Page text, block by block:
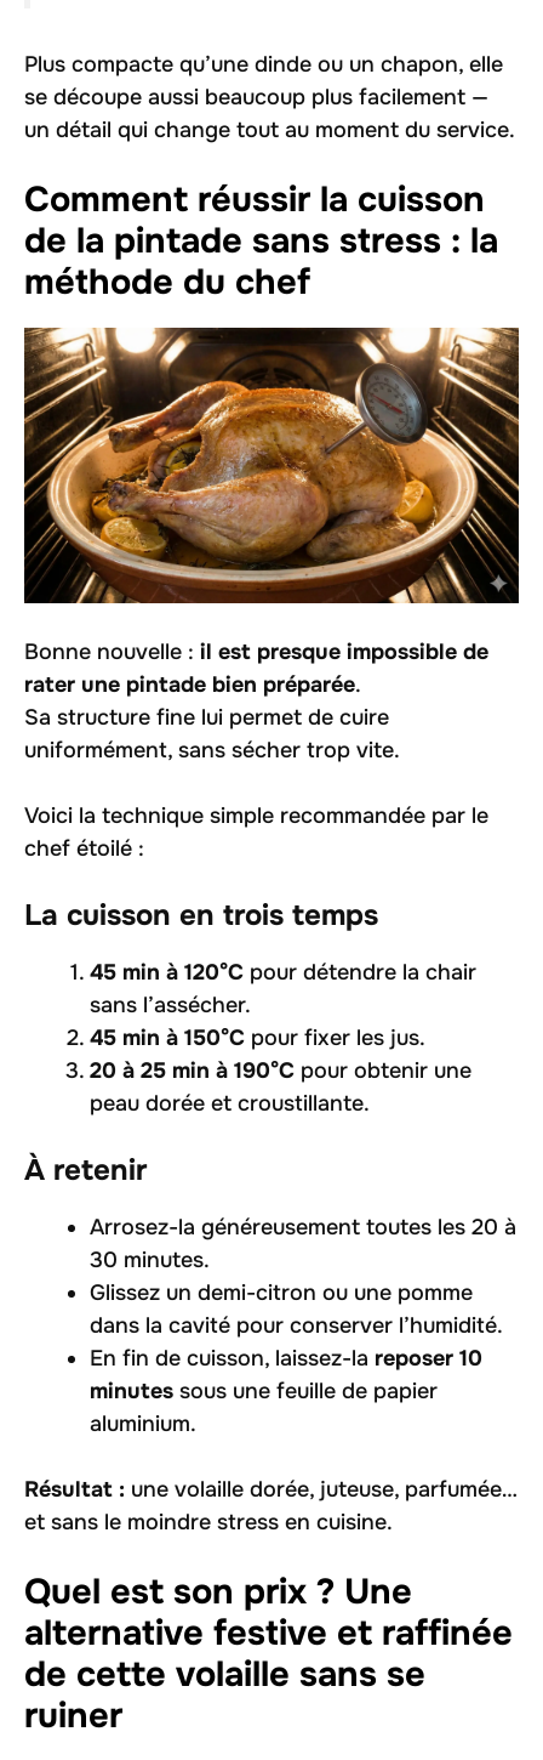
Plus compacte qu’une dinde ou un chapon, elle
se découpe aussi beaucoup plus facilement —
un détail qui change tout au moment du service.
Comment réussir la cuisson
de la pintade sans stress : la
méthode du chef
Bonne nouvelle : il est presque impossible de
rater une pintade bien préparée.
Sa structure fine lui permet de cuire
uniformément, sans sécher trop vite.
Voici la technique simple recommandée par le
chef étoilé :
La cuisson en trois temps
45 min à 120°C pour détendre la chair
sans l’assécher.
45 min à 150°C pour fixer les jus.
20 à 25 min à 190°C pour obtenir une
peau dorée et croustillante.
À retenir
Arrosez-la généreusement toutes les 20 à
30 minutes.
Glissez un demi-citron ou une pomme
dans la cavité pour conserver l’humidité.
En fin de cuisson, laissez-la reposer 10
minutes sous une feuille de papier
aluminium.
Résultat : une volaille dorée, juteuse, parfumée…
et sans le moindre stress en cuisine.
Quel est son prix ? Une
alternative festive et raffinée
de cette volaille sans se
ruiner